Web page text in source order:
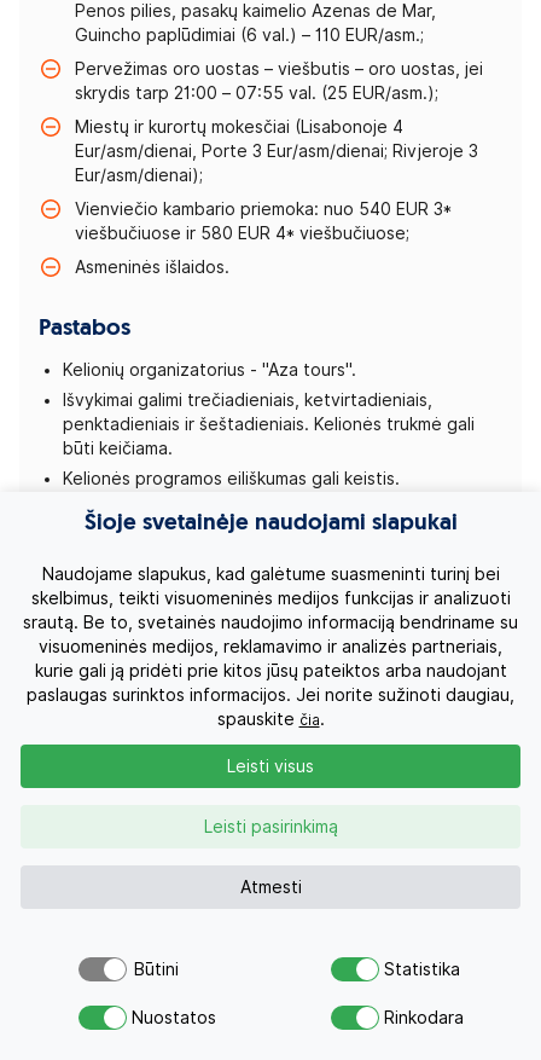
Penos pilies, pasakų kaimelio Azenas de Mar,
Guincho paplūdimiai (6 val.) – 110 EUR/asm.;
Pervežimas oro uostas – viešbutis – oro uostas, jei
skrydis tarp 21:00 – 07:55 val. (25 EUR/asm.);
Miestų ir kurortų mokesčiai (Lisabonoje 4
Eur/asm/dienai, Porte 3 Eur/asm/dienai; Rivjeroje 3
Eur/asm/dienai);
Vienviečio kambario priemoka: nuo 540 EUR 3*
viešbučiuose ir 580 EUR 4* viešbučiuose;
Asmeninės išlaidos.
Pastabos
Kelionių organizatorius - "Aza tours".
Išvykimai galimi trečiadieniais, ketvirtadieniais,
penktadieniais ir šeštadieniais. Kelionės trukmė gali
būti keičiama.
Kelionės programos eiliškumas gali keistis.
Yra galimybė iš anksto išsipirkti vietą autobuse:
1 eilė – 70 Eur/asm., 2 eilė – 60 Eur/asm., 3 eilė –
Eur/asm., visos kitos eilės – 25 Eur/asm.
Pateikiame standartines kelionės kainas.
Atsižvelgiant į kelionės datą, kaina gali šiek tiek
keistis, priklausomai nuo viešbučių, aviabilietų kainų.
Kokie galimi pasikeitimai Jūsų pasirinkta data,
teiraukitės agentūroje.
Kelionės užsakymas
Keliautojų skaičius:
2 suaugę
Kelionės dataSavo svajonių atostogoms
domėjosi 30 žmonių
Šioje svetainėje naudojami slapukai
Naudojame slapukus, kad galėtume suasmeninti turinį bei
skelbimus, teikti visuomeninės medijos funkcijas ir analizuoti
srautą. Be to, svetainės naudojimo informaciją bendriname su
visuomeninės medijos, reklamavimo ir analizės partneriais,
kurie gali ją pridėti prie kitos jūsų pateiktos arba naudojant
paslaugas surinktos informacijos. Jei norite sužinoti daugiau,
spauskite čia.
Atmesti
Leisti pasirinkimą
Leisti visus
Būtini Statistika
Nuostatos Rinkodara